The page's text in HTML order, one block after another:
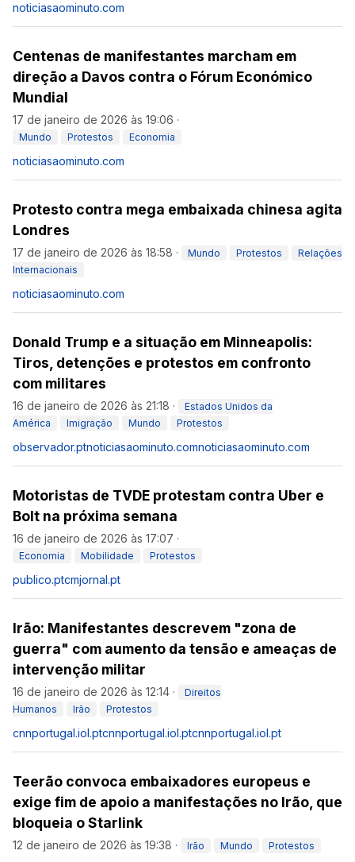
noticiasaominuto.com
Centenas de manifestantes marcham em
direção a Davos contra o Fórum Económico
Mundial
17 de janeiro de 2026 às 19:06 ·
Mundo Protestos Economia
noticiasaominuto.com
Protesto contra mega embaixada chinesa agita
Londres
17 de janeiro de 2026 às 18:58 · Mundo Protestos
Relações
Internacionais
noticiasaominuto.com
Donald Trump e a situação em Minneapolis:
Tiros, detenções e protestos em confronto
com militares
16 de janeiro de 2026 às 21:18 ·
Estados Unidos da
América
Imigração Mundo Protestos
observador.ptnoticiasaominuto.comnoticiasaominuto.com
Motoristas de TVDE protestam contra Uber e
Bolt na próxima semana
16 de janeiro de 2026 às 17:07 ·
Economia Mobilidade Protestos
publico.ptcmjornal.pt
Irão: Manifestantes descrevem "zona de
guerra" com aumento da tensão e ameaças de
intervenção militar
16 de janeiro de 2026 às 12:14 ·
Direitos
Humanos
Irão Protestos
cnnportugal.iol.ptcnnportugal.iol.ptcnnportugal.iol.pt
Teerão convoca embaixadores europeus e
exige fim de apoio a manifestações no Irão, que
bloqueia o Starlink
12 de janeiro de 2026 às 19:38 · Irão Mundo Protestos